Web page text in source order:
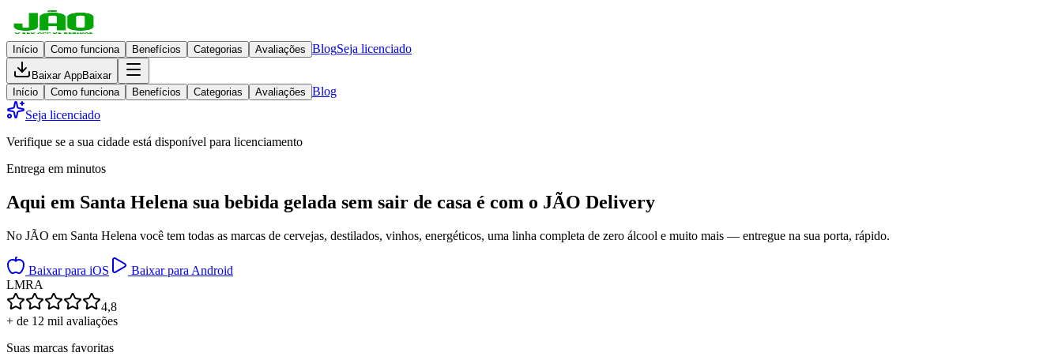
Início Como funciona Benefícios Categorias Avaliações BlogSeja licenciado
Baixar AppBaixar
Início
Como funciona Benefícios Categorias Avaliações Blog
Seja licenciado
Verifique se a sua cidade está disponível para licenciamento
Entrega em minutos
Aqui em Santa Helena sua bebida gelada sem sair de casa é com o JÃO Delivery
No JÃO em Santa Helena você tem todas as marcas de cervejas, destilados, vinhos, energéticos, uma linha completa de zero álcool e muito mais — entregue na sua porta, rápido.
Baixar para iOS
Baixar para Android
LMRA
4,8
+ de 12 mil avaliações
Suas marcas favoritas